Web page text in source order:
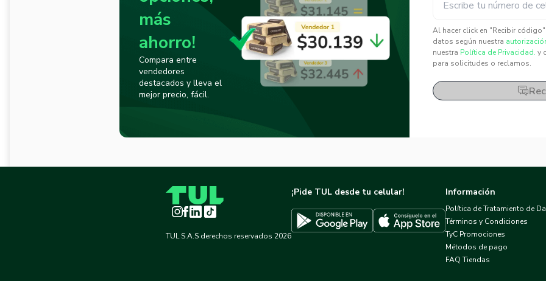
más
ahorro!
Compara entre
vendedores
destacados y lleva el
mejor precio, fácil.
Al hacer click en "Recibir
datos según nuestra
nuestra Política de Privacidad. y
para solicitudes o reclamos.
Instagram
Facebook
LinkedInTikTok
TUL S.A.S derechos reservados 2026
¡Pide TUL desde tu celular!
Descargar TUL en Google PlayDescargar TUL en App Store
Información
Política de Tratamiento de
Términos y Condiciones
TyC Promociones
Métodos de pago
FAQ Tiendas